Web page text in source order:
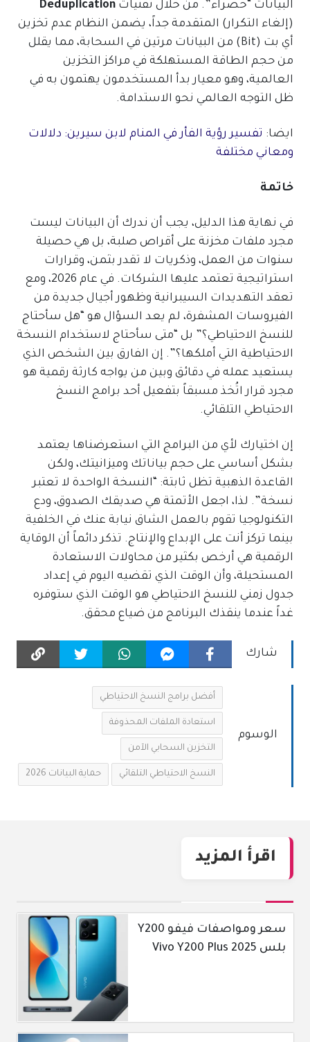
البيانات “خضراء”. من خلال تقنيات Deduplication
(إلغاء التكرار) المتقدمة جداً، يضمن النظام عدم تخزين
أي بت (Bit) من البيانات مرتين في السحابة، مما يقلل
من حجم الطاقة المستهلكة في مراكز التخزين
العالمية، وهو معيار بدأ المستخدمون يهتمون به في
ظل التوجه العالمي نحو الاستدامة.
ايضا: تفسير رؤية الفأر في المنام لابن سيرين: دلالات
ومعاني مختلفة
خاتمة
في نهاية هذا الدليل، يجب أن ندرك أن البيانات ليست
مجرد ملفات مخزنة على أقراص صلبة، بل هي حصيلة
سنوات من العمل، وذكريات لا تقدر بثمن، وقرارات
استراتيجية تعتمد عليها الشركات. في عام 2026، ومع
تعقد التهديدات السيبرانية وظهور أجيال جديدة من
الفيروسات المشفرة، لم يعد السؤال هو “هل سأحتاج
للنسخ الاحتياطي؟” بل “متى سأحتاج لاستخدام النسخة
الاحتياطية التي أملكها؟”. إن الفارق بين الشخص الذي
يستعيد عمله في دقائق وبين من يواجه كارثة رقمية هو
مجرد قرار اتُخذ مسبقاً بتفعيل أحد برامج النسخ
الاحتياطي التلقائي.
إن اختيارك لأي من البرامج التي استعرضناها يعتمد
بشكل أساسي على حجم بياناتك وميزانيتك، ولكن
القاعدة الذهبية تظل ثابتة: “النسخة الواحدة لا تعتبر
نسخة”. لذا، اجعل الأتمتة هي صديقك الصدوق، ودع
التكنولوجيا تقوم بالعمل الشاق نيابة عنك في الخلفية
بينما تركز أنت على الإبداع والإنتاج. تذكر دائماً أن الوقاية
الرقمية هي أرخص بكثير من محاولات الاستعادة
المستحيلة، وأن الوقت الذي تقضيه اليوم في إعداد
جدول زمني للنسخ الاحتياطي هو الوقت الذي ستوفره
غداً عندما ينقذك البرنامج من ضياع محقق.
شارك
الوسوم
أفضل برامج النسخ الاحتياطي
استعادة الملفات المحذوفة
التخزين السحابي الآمن
النسخ الاحتياطي التلقائي حماية البيانات 2026
اقرأ المزيد
سعر ومواصفات فيفو Y200
بلس Vivo Y200 Plus 2025